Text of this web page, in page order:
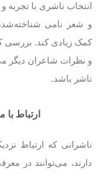
انتخاب ناشری با تجربه
و شعر نامی
کمک زیادی کند. بررسی
و نظرات شاعران دیگر
ناشر باشد.
ارتباط
ناشرانی که ارتباط
دارند، می‌توانند در